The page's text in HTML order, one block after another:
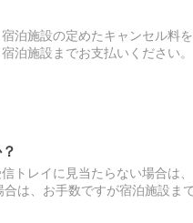
泊施設の定めたキャンセル料
泊施設までお支払いください。
トレイに見当たらない場合は
は、お手数ですが宿泊施設ま